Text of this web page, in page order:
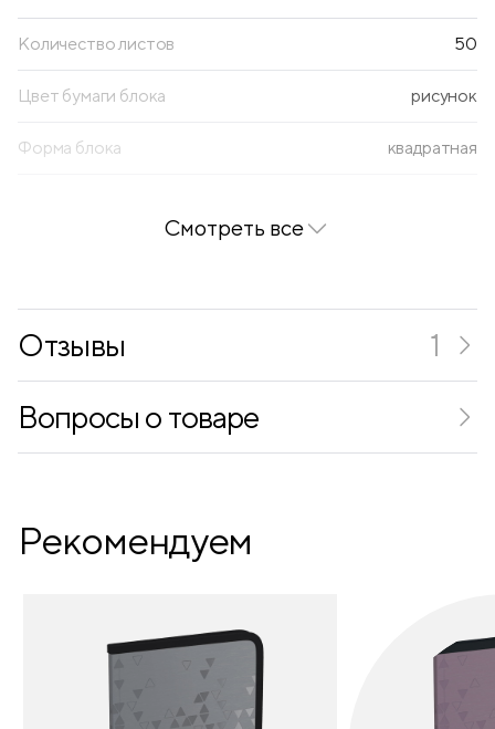
Количество листов 50
Цвет бумаги блока рисунок
Форма блока квадратная
Смотреть все
Отзывы
1
Вопросы о товаре
Рекомендуем